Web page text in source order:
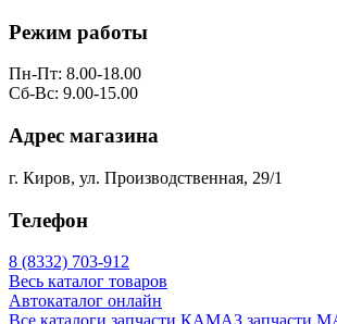
Режим работы
Пн-Пт: 8.00-18.00
Сб-Вс: 9.00-15.00
Адрес магазина
г. Киров, ул. Производственная, 29/1
Телефон
8 (8332) 703-912
Весь каталог товаров
Автокаталог онлайн